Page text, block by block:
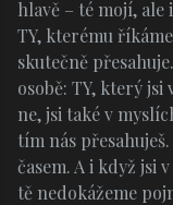
hlavě – té mojí, ale
TY, kterému
skutečně
osobě: TY, který jsi
ne, jsi také v
tím nás
časem. A i když jsi
tě nedokážeme